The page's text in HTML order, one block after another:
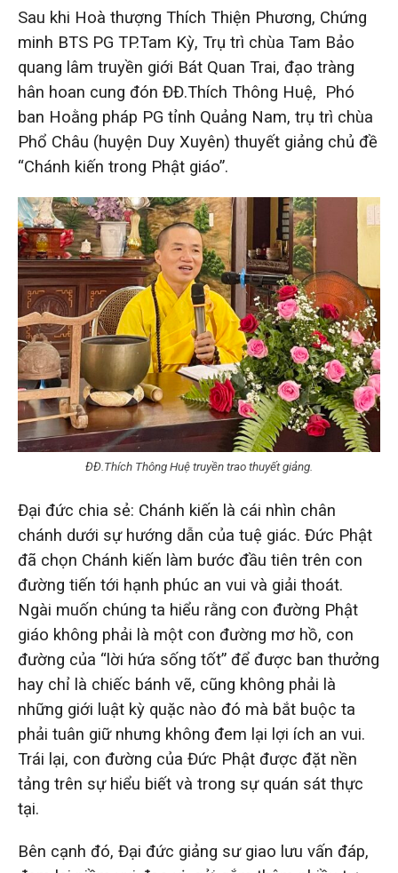
Sau khi Hoà thượng Thích Thiện Phương, Chứng
minh BTS PG TP.Tam Kỳ, Trụ trì chùa Tam Bảo
quang lâm truyền giới Bát Quan Trai, đạo tràng
hân hoan cung đón ĐĐ.Thích Thông Huệ, Phó
ban Hoằng pháp PG tỉnh Quảng Nam, trụ trì chùa
Phổ Châu (huyện Duy Xuyên) thuyết giảng chủ đề
“Chánh kiến trong Phật giáo”.
ĐĐ.Thích Thông Huệ truyền trao thuyết giảng.
Đại đức chia sẻ: Chánh kiến là cái nhìn chân
chánh dưới sự hướng dẫn của tuệ giác. Đức Phật
đã chọn Chánh kiến làm bước đầu tiên trên con
đường tiến tới hạnh phúc an vui và giải thoát.
Ngài muốn chúng ta hiểu rằng con đường Phật
giáo không phải là một con đường mơ hồ, con
đường của “lời hứa sống tốt” để được ban thưởng
hay chỉ là chiếc bánh vẽ, cũng không phải là
những giới luật kỳ quặc nào đó mà bắt buộc ta
phải tuân giữ nhưng không đem lại lợi ích an vui.
Trái lại, con đường của Đức Phật được đặt nền
tảng trên sự hiểu biết và trong sự quán sát thực
tại.
Bên cạnh đó, Đại đức giảng sư giao lưu vấn đáp,